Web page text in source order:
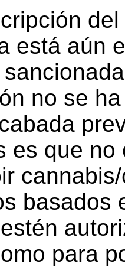
está aún
no se
es que
basados
para